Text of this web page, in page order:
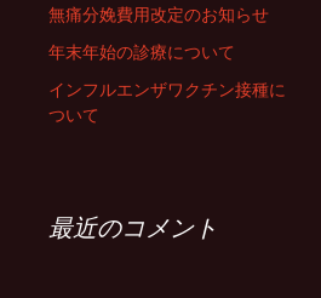
無痛分娩費用改定のお知らせ
年末年始の診療について
インフルエンザワクチン接種に
ついて
最近のコメント